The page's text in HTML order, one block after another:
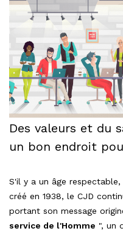
Des valeurs et du
un bon endroit
S'il y a un âge
créé en 1938, le CJD
portant son message
service de l'Homme ", un